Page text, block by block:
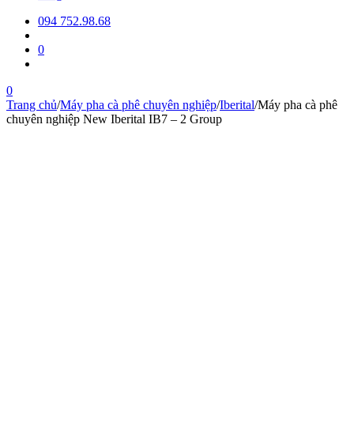
094 752.98.68
0
0
Trang chủ/Máy pha cà phê chuyên nghiệp/Iberital/Máy pha cà phê
chuyên nghiệp New Iberital IB7 – 2 Group